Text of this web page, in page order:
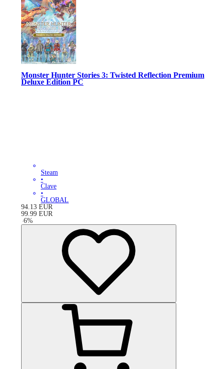
Monster Hunter Stories 3: Twisted Reflection Premium
Deluxe Edition PC
Steam
•
Clave
•
GLOBAL
94.13 EUR
99.99 EUR
-6%